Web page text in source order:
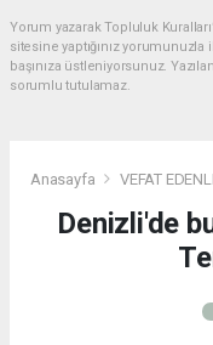
Yorum yazarak Topluluk
sitesine yaptığınız
başınıza üstleniyorsunuz.
sorumlu tutulamaz.
Anasayfa VEFAT
Denizli'de